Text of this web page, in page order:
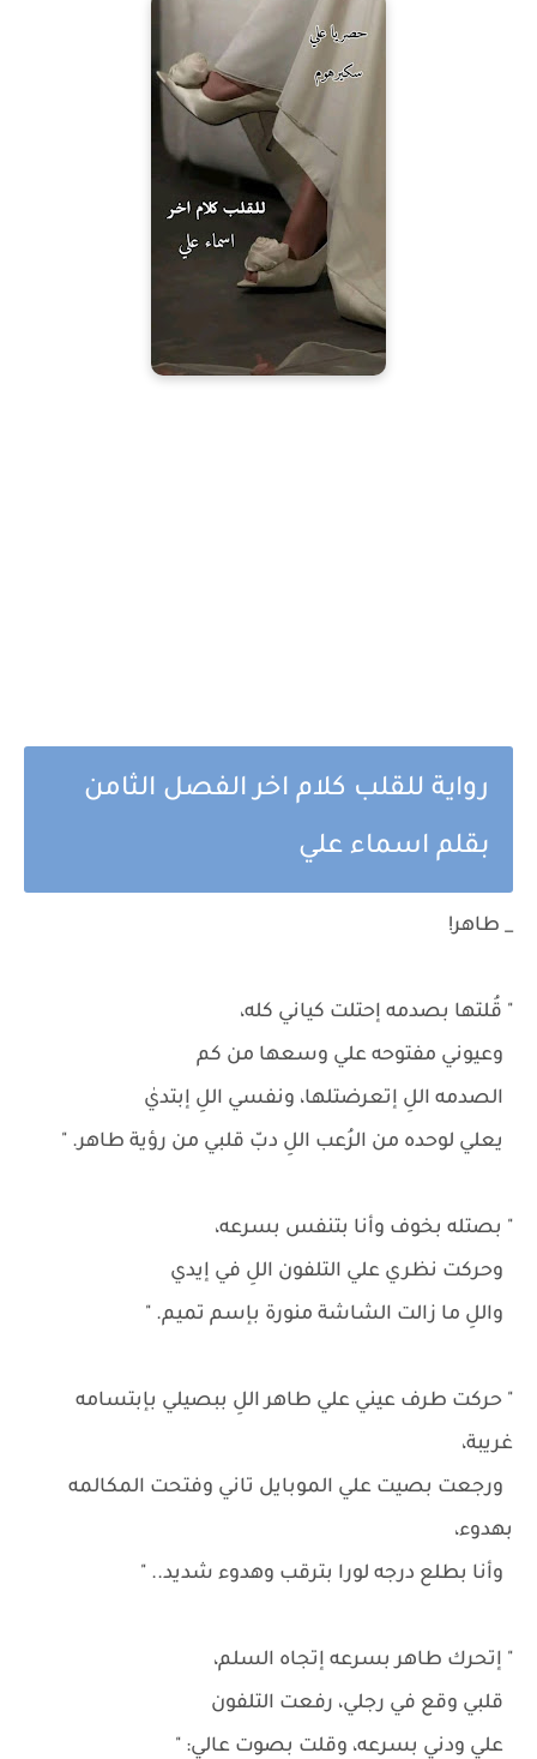
رواية للقلب كلام اخر الفصل الثامن
بقلم اسماء علي
_ طاهر!
" قُلتها بصدمه إحتلت كياني كله،
وعيوني مفتوحه علي وسعها من كم
الصدمه اللِ إتعرضتلها، ونفسي اللِ إبتديٰ
يعلي لوحده من الرُعب اللِ دبّ قلبي من رؤية طاهر. "
" بصتله بخوف وأنا بتنفس بسرعه،
وحركت نظري علي التلفون اللِ في إيدي
واللِ ما زالت الشاشة منورة بإسم تميم. "
" حركت طرف عيني علي طاهر اللِ ببصيلي بإبتسامه
غريبة،
ورجعت بصيت علي الموبايل تاني وفتحت المكالمه
بهدوء،
وأنا بطلع درجه لورا بترقب وهدوء شديد.. "
" إتحرك طاهر بسرعه إتجاه السلم،
قلبي وقع في رجلي، رفعت التلفون
علي ودني بسرعه، وقلت بصوت عالي: "